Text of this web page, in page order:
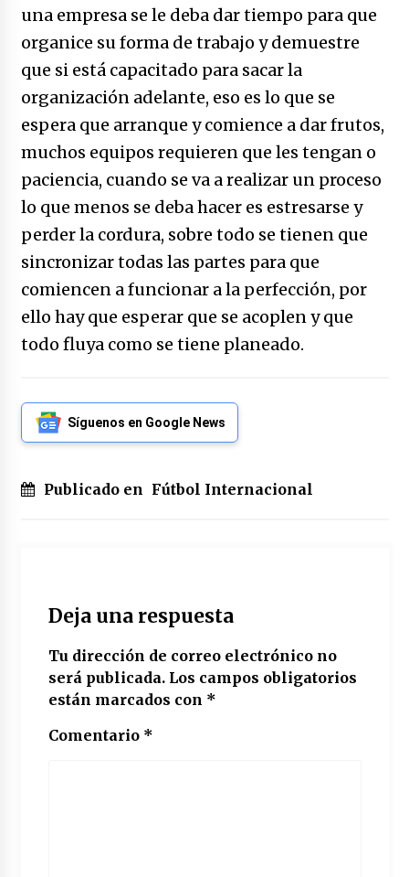
una empresa se le deba dar tiempo para que
organice su forma de trabajo y demuestre
que si está capacitado para sacar la
organización adelante, eso es lo que se
espera que arranque y comience a dar frutos,
muchos equipos requieren que les tengan o
paciencia, cuando se va a realizar un proceso
lo que menos se deba hacer es estresarse y
perder la cordura, sobre todo se tienen que
sincronizar todas las partes para que
comiencen a funcionar a la perfección, por
ello hay que esperar que se acoplen y que
todo fluya como se tiene planeado.
Síguenos en Google News
Publicado en Fútbol Internacional
Deja una respuesta
Tu dirección de correo electrónico no
será publicada. Los campos obligatorios
están marcados con *
Comentario *